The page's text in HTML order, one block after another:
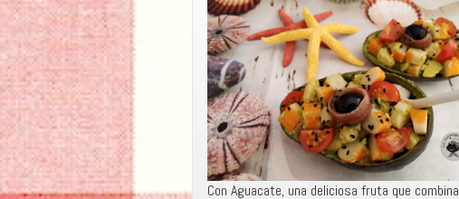
Con Aguacate, una deliciosa fruta que combina